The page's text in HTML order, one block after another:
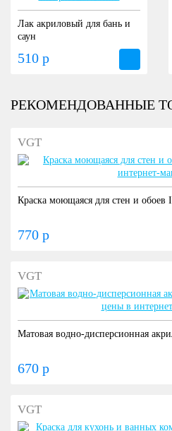
Лак акриловый для бань и
саун
510 р
РЕКОМЕНДОВАННЫЕ
VGT
Краска моющаяся для стен и обоев
770 р
VGT
Матовая водно-дисперсионная
670 р
VGT